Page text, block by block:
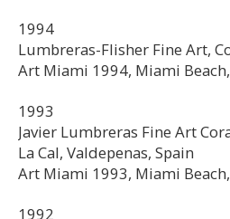
1994
Lumbreras-FIisher Fine Art,
Art Miami 1994, Miami Beach,
1993
Javier Lumbreras Fine Art
La Cal, Valdepenas, Spain
Art Miami 1993, Miami Beach,
1992